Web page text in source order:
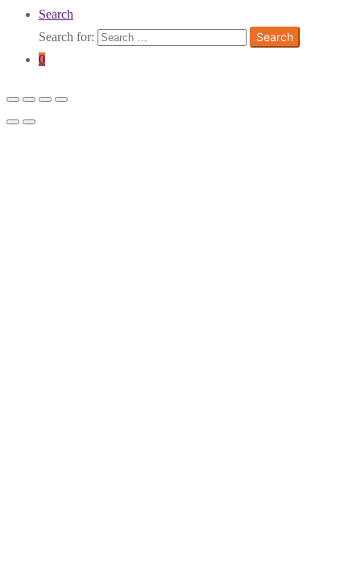
Search
Search for:
Search
0